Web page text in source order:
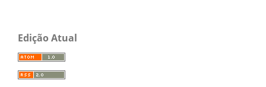
Edição Atual